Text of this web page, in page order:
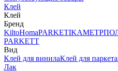
Клей
Клей
Бренд
KiltoHomaPARKETIKA
PARKETT
Вид
Клей для винилаКлей для паркета
Лак